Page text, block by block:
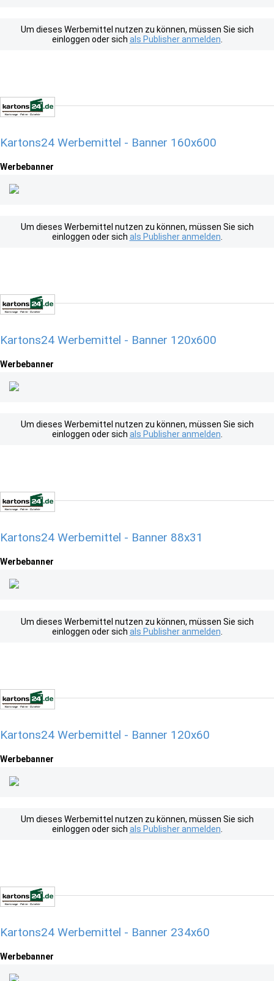
Um dieses Werbemittel nutzen zu können, müssen Sie sich
einloggen oder sich als Publisher anmelden
Kartons24 Werbemittel - Banner 160x600
Werbebanner
Um dieses Werbemittel nutzen zu können, müssen Sie sich
einloggen oder sich als Publisher anmelden
Kartons24 Werbemittel - Banner 120x600
Werbebanner
Um dieses Werbemittel nutzen zu können, müssen Sie sich
einloggen oder sich als Publisher anmelden
Kartons24 Werbemittel - Banner 88x31
Werbebanner
Um dieses Werbemittel nutzen zu können, müssen Sie sich
einloggen oder sich als Publisher anmelden
Kartons24 Werbemittel - Banner 120x60
Werbebanner
Um dieses Werbemittel nutzen zu können, müssen Sie sich
einloggen oder sich als Publisher anmelden
Kartons24 Werbemittel - Banner 234x60
Werbebanner